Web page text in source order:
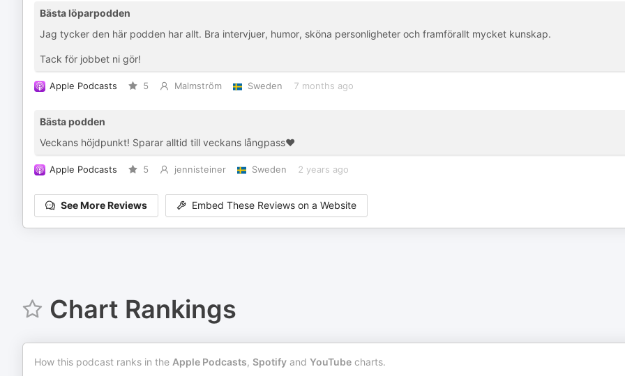
Bästa löparpodden
Jag tycker den här podden har allt. Bra intervjuer, humor, sköna personligheter och framförallt mycket kunskap.
Tack för jobbet ni gör!
Apple Podcasts 5 Malmström Sweden 7 months ago
Bästa podden
Veckans höjdpunkt! Sparar alltid till veckans långpass♥️
Apple Podcasts 5 jennisteiner Sweden 2 years ago
See More Reviews Embed These Reviews on a Website
Chart Rankings
How this podcast ranks in the Apple Podcasts, Spotify and YouTube charts.